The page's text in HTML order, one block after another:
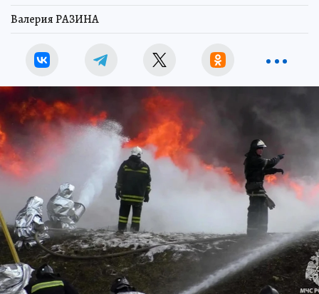
Валерия РАЗИНА